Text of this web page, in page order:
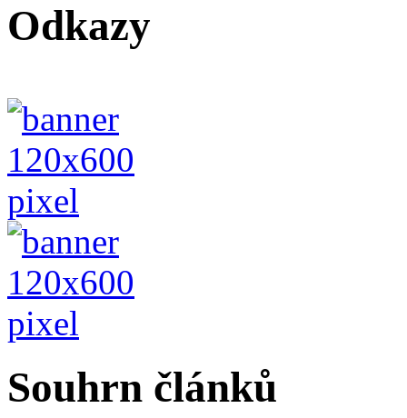
Odkazy
Souhrn článků